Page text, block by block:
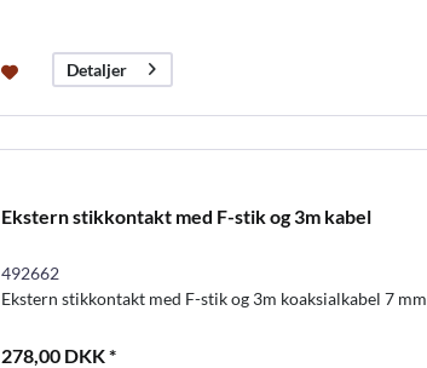
Detaljer
Ekstern stikkontakt med F-stik og 3m kabel
492662
Ekstern stikkontakt med F-stik og 3m koaksialkabel 7 mm
278,00 DKK *